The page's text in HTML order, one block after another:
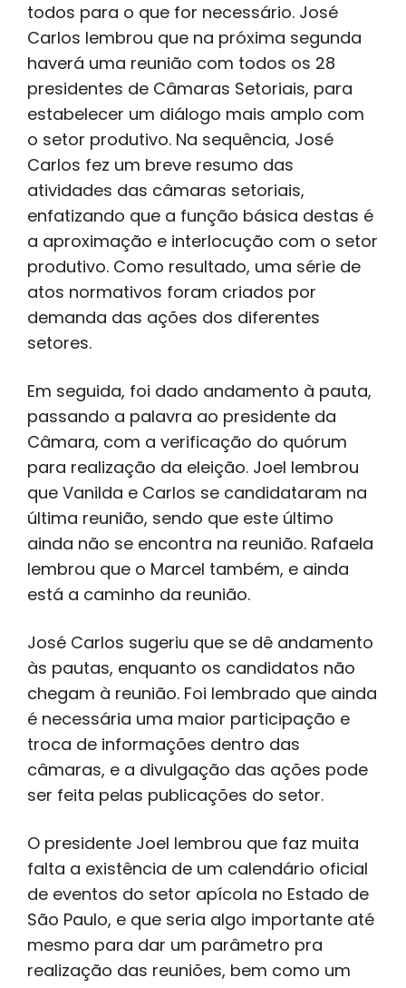
todos para o que for necessário. José
Carlos lembrou que na próxima segunda
haverá uma reunião com todos os 28
presidentes de Câmaras Setoriais, para
estabelecer um diálogo mais amplo com
o setor produtivo. Na sequência, José
Carlos fez um breve resumo das
atividades das câmaras setoriais,
enfatizando que a função básica destas é
a aproximação e interlocução com o setor
produtivo. Como resultado, uma série de
atos normativos foram criados por
demanda das ações dos diferentes
setores.
Em seguida, foi dado andamento à pauta,
passando a palavra ao presidente da
Câmara, com a verificação do quórum
para realização da eleição. Joel lembrou
que Vanilda e Carlos se candidataram na
última reunião, sendo que este último
ainda não se encontra na reunião. Rafaela
lembrou que o Marcel também, e ainda
está a caminho da reunião.
José Carlos sugeriu que se dê andamento
às pautas, enquanto os candidatos não
chegam à reunião. Foi lembrado que ainda
é necessária uma maior participação e
troca de informações dentro das
câmaras, e a divulgação das ações pode
ser feita pelas publicações do setor.
O presidente Joel lembrou que faz muita
falta a existência de um calendário oficial
de eventos do setor apícola no Estado de
São Paulo, e que seria algo importante até
mesmo para dar um parâmetro pra
realização das reuniões, bem como um